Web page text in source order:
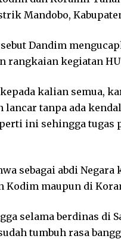
Mandobo,
Dandim
rangkaian kegiatan
kepada kalian semua,
tanpa ada
ini sehingga tugas
sebagai abdi
Kodim maupun di
selama berdinas
tumbuh rasa